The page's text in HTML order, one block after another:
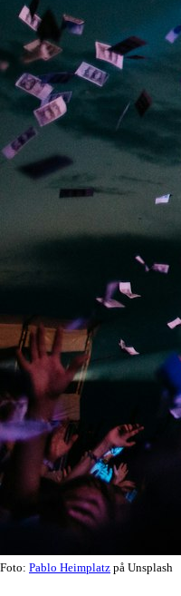
Foto: Pablo Heimplatz på Unsplash